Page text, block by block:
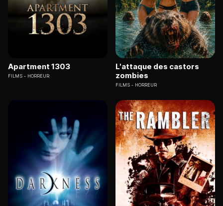
Apartment 1303
FILMS HORREUR
L'attaque des castors
zombies
FILMS HORREUR